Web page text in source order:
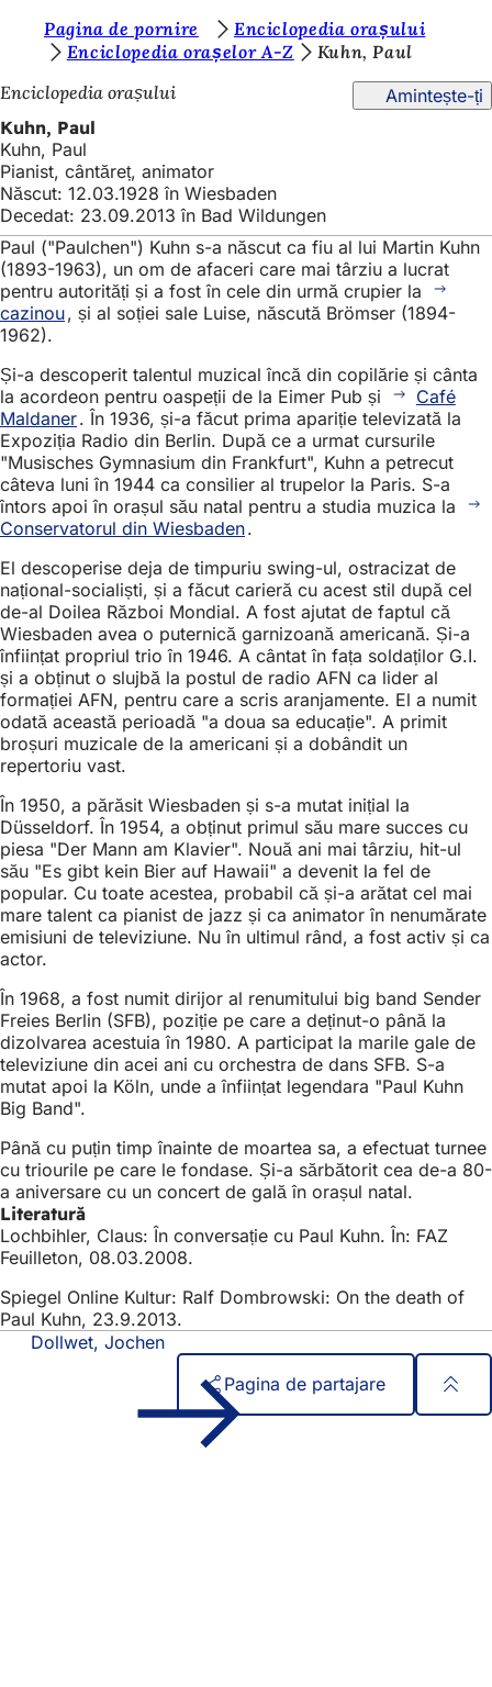
Salt la conținut
n
t
e
ț
i
a
i
c
i
:
Pagina de pornire
Enciclopedia orașului
Enciclopedia orașelor A-Z
Kuhn, Paul
Enciclopedia orașului
Amintește-ți
Kuhn, Paul
Kuhn, Paul
Pianist, cântăreț, animator
Născut: 12.03.1928 în Wiesbaden
Decedat: 23.09.2013 în Bad Wildungen
Paul ("Paulchen") Kuhn s-a născut ca fiu al lui Martin Kuhn
(1893-1963), un om de afaceri care mai târziu a lucrat
pentru autorități și a fost în cele din urmă crupier la
cazinou, și al soției sale Luise, născută Brömser (1894-
1962).
Și-a descoperit talentul muzical încă din copilărie și cânta
la acordeon pentru oaspeții de la Eimer Pub și
Café
Maldaner. În 1936, și-a făcut prima apariție televizată la
Expoziția Radio din Berlin. După ce a urmat cursurile
"Musisches Gymnasium din Frankfurt", Kuhn a petrecut
câteva luni în 1944 ca consilier al trupelor la Paris. S-a
întors apoi în orașul său natal pentru a studia muzica la
Conservatorul din Wiesbaden.
El descoperise deja de timpuriu swing-ul, ostracizat de
național-socialiști, și a făcut carieră cu acest stil după cel
de-al Doilea Război Mondial. A fost ajutat de faptul că
Wiesbaden avea o puternică garnizoană americană. Și-a
înființat propriul trio în 1946. A cântat în fața soldaților G.I.
și a obținut o slujbă la postul de radio AFN ca lider al
formației AFN, pentru care a scris aranjamente. El a numit
odată această perioadă "a doua sa educație". A primit
broșuri muzicale de la americani și a dobândit un
repertoriu vast.
În 1950, a părăsit Wiesbaden și s-a mutat inițial la
Düsseldorf. În 1954, a obținut primul său mare succes cu
piesa "Der Mann am Klavier". Nouă ani mai târziu, hit-ul
său "Es gibt kein Bier auf Hawaii" a devenit la fel de
popular. Cu toate acestea, probabil că și-a arătat cel mai
mare talent ca pianist de jazz și ca animator în nenumărate
emisiuni de televiziune. Nu în ultimul rând, a fost activ și ca
actor.
În 1968, a fost numit dirijor al renumitului big band Sender
Freies Berlin (SFB), poziție pe care a deținut-o până la
dizolvarea acestuia în 1980. A participat la marile gale de
televiziune din acei ani cu orchestra de dans SFB. S-a
mutat apoi la Köln, unde a înființat legendara "Paul Kuhn
Big Band".
Până cu puțin timp înainte de moartea sa, a efectuat turnee
cu triourile pe care le fondase. Și-a sărbătorit cea de-a 80-
a aniversare cu un concert de gală în orașul natal.
Literatură
Lochbihler, Claus: În conversație cu Paul Kuhn. În: FAZ
Feuilleton, 08.03.2008.
Spiegel Online Kultur: Ralf Dombrowski: On the death of
Paul Kuhn, 23.9.2013.
Dollwet, Jochen
Pagina de partajare